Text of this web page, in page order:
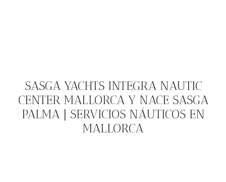
SASGA YACHTS INTEGRA NAUTIC
CENTER MALLORCA Y NACE SASGA
PALMA | SERVICIOS NÁUTICOS EN
MALLORCA